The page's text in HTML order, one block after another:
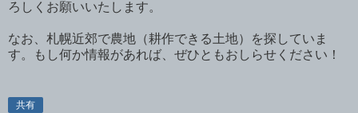
ろしくお願いいたします。
なお、札幌近郊で農地（耕作できる土地）を探していま
す。もし何か情報があれば、ぜひともおしらせください！
共有